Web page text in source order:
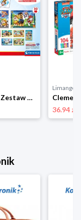
Clementoni Zestaw gier "Psi Patrol" - 3+ rozmiar: onesize
Limango
36.94 zł